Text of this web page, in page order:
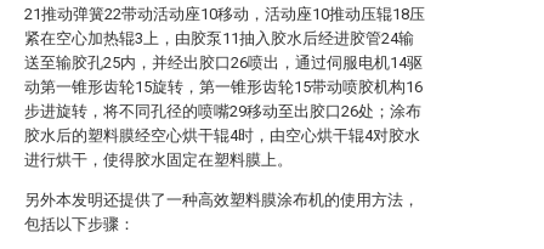
21推动弹簧22带动活动座10移动，活动座10推动压辊18压
紧在空心加热辊3上，由胶泵11抽入胶水后经进胶管24输
送至输胶孔25内，并经出胶口26喷出，通过伺服电机14驱
动第一锥形齿轮15旋转，第一锥形齿轮15带动喷胶机构16
步进旋转，将不同孔径的喷嘴29移动至出胶口26处；涂布
胶水后的塑料膜经空心烘干辊4时，由空心烘干辊4对胶水
进行烘干，使得胶水固定在塑料膜上。
另外本发明还提供了一种高效塑料膜涂布机的使用方法，
包括以下步骤：